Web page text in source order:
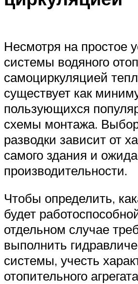
Несмотря на простое
системы водяного
самоциркуляцией
существует как
пользующихся
схемы монтажа.
разводки зависит от
самого здания и
производительности.
Чтобы определить,
будет
отдельном случае
выполнить
системы, учесть
отопительного